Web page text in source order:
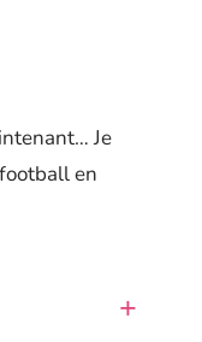
Je
en